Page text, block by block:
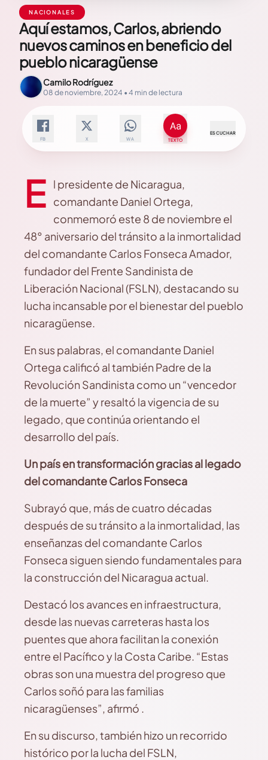
NACIONALES
Aquí estamos, Carlos, abriendo
nuevos caminos en beneficio del
pueblo nicaragüense
Camilo Rodríguez
08 de noviembre, 2024 • 4 min de lectura
FB X WA TEXTO
ESCUCHAR
E l presidente de Nicaragua,
comandante Daniel Ortega,
conmemoró este 8 de noviembre el
48° aniversario del tránsito a la inmortalidad
del comandante Carlos Fonseca Amador,
fundador del Frente Sandinista de
Liberación Nacional (FSLN), destacando su
lucha incansable por el bienestar del pueblo
nicaragüense.
En sus palabras, el comandante Daniel
Ortega calificó al también Padre de la
Revolución Sandinista como un “vencedor
de la muerte” y resaltó la vigencia de su
legado, que continúa orientando el
desarrollo del país.
Un país en transformación gracias al legado
del comandante Carlos Fonseca
Subrayó que, más de cuatro décadas
después de su tránsito a la inmortalidad, las
enseñanzas del comandante Carlos
Fonseca siguen siendo fundamentales para
la construcción del Nicaragua actual.
Destacó los avances en infraestructura,
desde las nuevas carreteras hasta los
puentes que ahora facilitan la conexión
entre el Pacífico y la Costa Caribe. “Estas
obras son una muestra del progreso que
Carlos soñó para las familias
nicaragüenses”, afirmó .
En su discurso, también hizo un recorrido
histórico por la lucha del FSLN,